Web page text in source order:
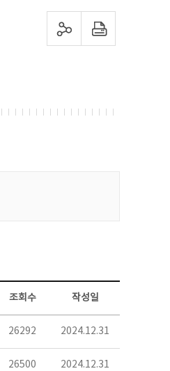
sns 공유하기 프린트하기
조회수 작성일
26292 2024.12.31
26500 2024.12.31